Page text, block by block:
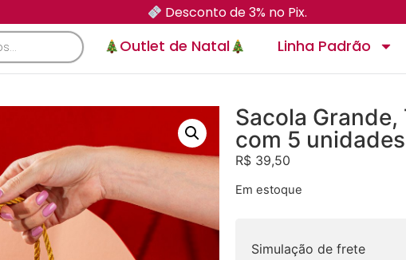
Desconto de 3% no Pix.
Outlet de Natal Linha Padrão
Sacola Grande,
com 5 unidades
R$ 39,50
Em estoque
Simulação de frete